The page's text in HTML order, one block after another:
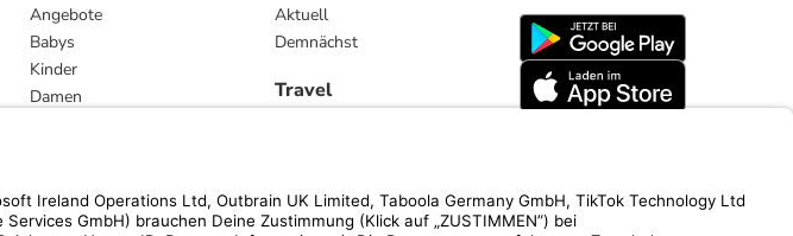
Angebote
Babys
Kinder
Damen
Marken
Aktuell
Demnächst
Travel